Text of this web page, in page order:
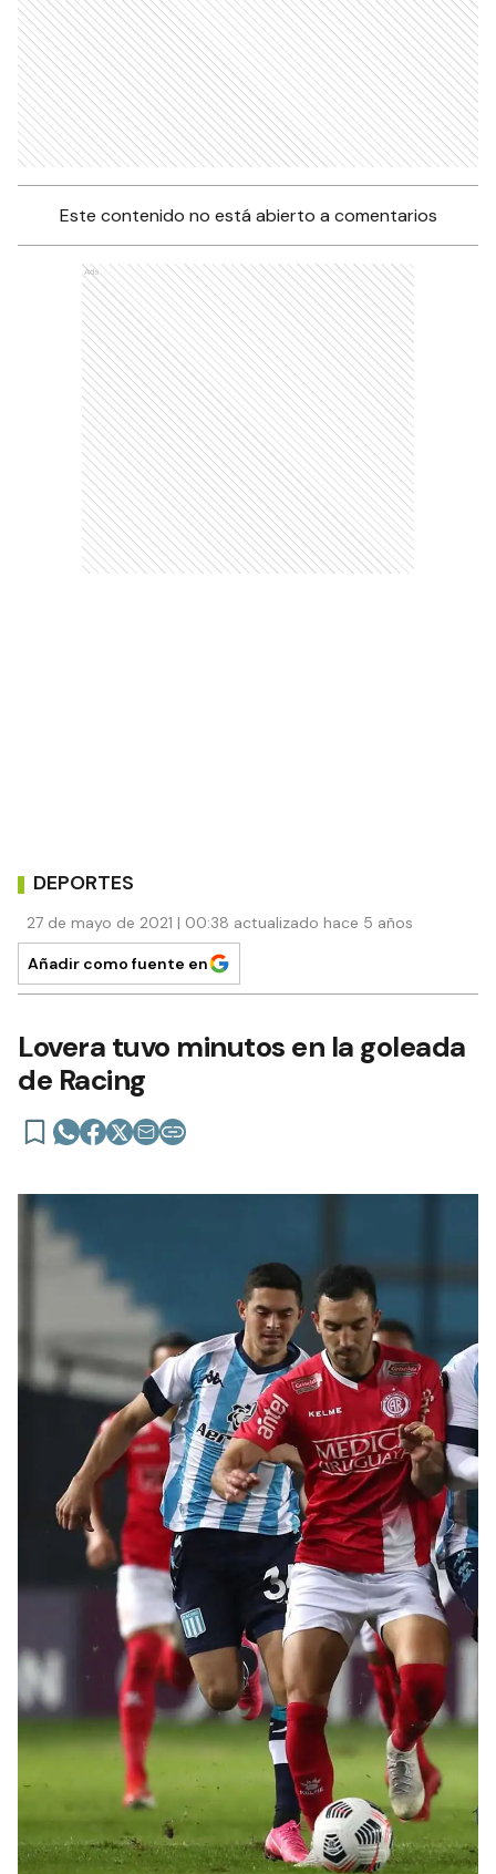
Este contenido no está abierto a comentarios
Ads
DEPORTES
27 de mayo de 2021 | 00:38 actualizado hace 5 años
Añadir como fuente en
Lovera tuvo minutos en la goleada
de Racing